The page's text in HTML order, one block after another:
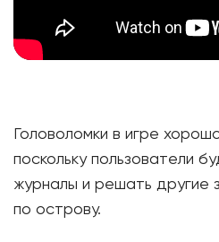
Головоломки в игре
поскольку пользователи
журналы и решать другие
по острову.